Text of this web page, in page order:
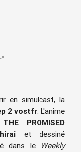
en simulcast, la
2 vostfr. L'anime
THE PROMISED
et dessiné
dans le
Weekly